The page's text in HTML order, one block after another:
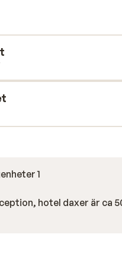
Du kan beställa färska
når du Zell
terrass eller en trevlig
1
hotel daxer är ca